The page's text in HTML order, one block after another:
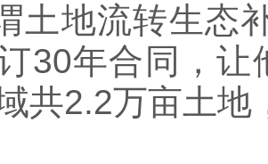
土地流转生态
30年合同，
共2.2万亩土地